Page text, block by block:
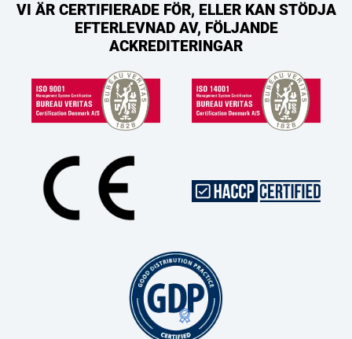
VI ÄR CERTIFIERADE FÖR, ELLER KAN STÖDJA
EFTERLEVNAD AV, FÖLJANDE
ACKREDITERINGAR